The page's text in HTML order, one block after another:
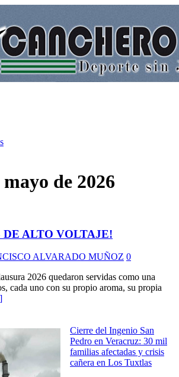
mayo de 2026
DE ALTO VOLTAJE!
ALVARADO MUÑOZ 0
2026 quedaron servidas como una
cada uno con su propio aroma, su propia
Cierre del Ingenio San
Pedro en Veracruz: 30 mil
familias afectadas y crisis
cañera en Los Tuxtlas